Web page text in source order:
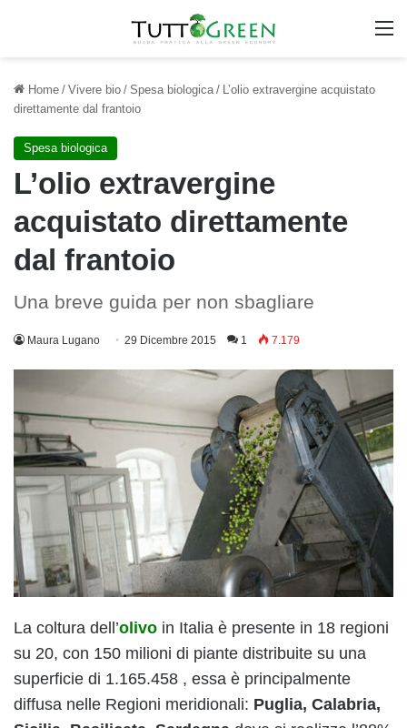
Home / Vivere bio / Spesa biologica / L’olio extravergine acquistato
direttamente dal frantoio
Spesa biologica
L’olio extravergine
acquistato direttamente
dal frantoio
Una breve guida per non sbagliare
Maura Lugano 29 Dicembre 2015 1 7.179
La coltura dell’olivo in Italia è presente in 18 regioni
su 20, con 150 milioni di piante distribuite su una
superficie di 1.165.458 , essa è principalmente
diffusa nelle Regioni meridionali: Puglia, Calabria,